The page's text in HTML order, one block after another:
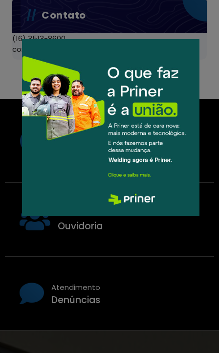
Contato
(16) 3513-8600
contato@welding.com.br
Horário de Funcionamento
De Segunda a Sexta das 7h às
Ouvidoria
Atendimento
Denúncias